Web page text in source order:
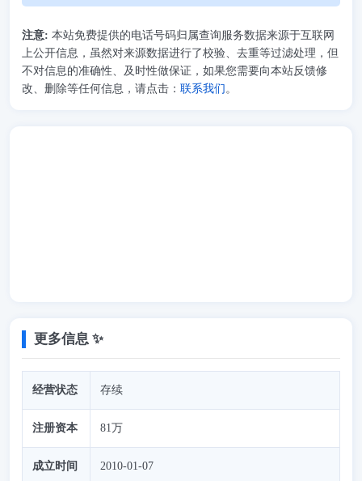
注意: 本站免费提供的电话号码归属查询服务数据来源于互联网
上公开信息，虽然对来源数据进行了校验、去重等过滤处理，但
不对信息的准确性、及时性做保证，如果您需要向本站反馈修
改、删除等任何信息，请点击： 联系我们 。
更多信息 ✨
经营状态 存续
注册资本 81万
成立时间 2010-01-07